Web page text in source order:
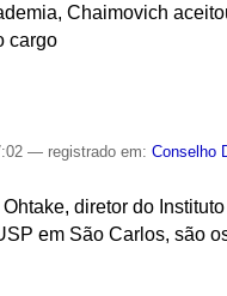
Chaimovich
cargo
— registrado em:Conselho
diretor do
em São Carlos, são